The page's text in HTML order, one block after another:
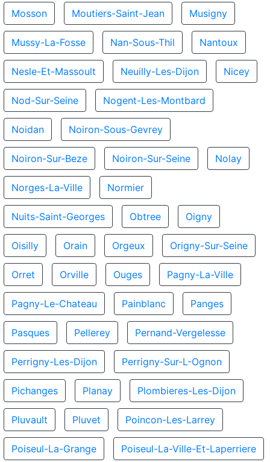
Mosson Moutiers-Saint-Jean Musigny
Mussy-La-Fosse Nan-Sous-Thil Nantoux
Nesle-Et-Massoult Neuilly-Les-Dijon Nicey
Nod-Sur-Seine Nogent-Les-Montbard
Noidan Noiron-Sous-Gevrey
Noiron-Sur-Beze Noiron-Sur-Seine Nolay
Norges-La-Ville Normier
Nuits-Saint-Georges Obtree Oigny
Oisilly Orain Orgeux Origny-Sur-Seine
Orret Orville Ouges Pagny-La-Ville
Pagny-Le-Chateau Painblanc Panges
Pasques Pellerey Pernand-Vergelesse
Perrigny-Les-Dijon Perrigny-Sur-L-Ognon
Pichanges Planay Plombieres-Les-Dijon
Pluvault Pluvet Poincon-Les-Larrey
Poiseul-La-Grange Poiseul-La-Ville-Et-Laperriere